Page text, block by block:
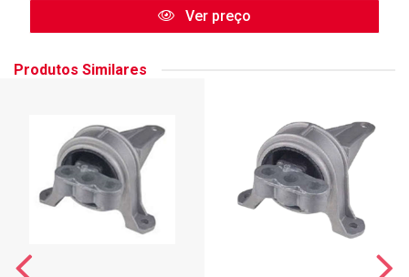
Ver preço
Produtos Similares